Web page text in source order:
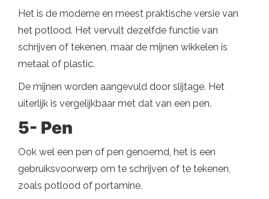
Het is de moderne en meest praktische versie van
het potlood. Het vervult dezelfde functie van
schrijven of tekenen, maar de mijnen wikkelen is
metaal of plastic.
De mijnen worden aangevuld door slijtage. Het
uiterlijk is vergelijkbaar met dat van een pen.
5- Pen
Ook wel een pen of pen genoemd, het is een
gebruiksvoorwerp om te schrijven of te tekenen,
zoals potlood of portamine.